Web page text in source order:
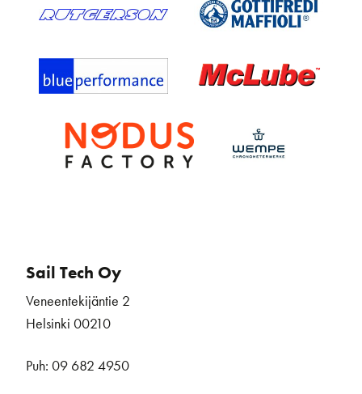
Sail Tech Oy
Veneentekijäntie 2
Helsinki 00210
Puh: 09 682 4950